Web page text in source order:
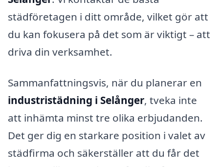
städföretagen i ditt område, vilket gör att
du kan fokusera på det som är viktigt – att
driva din verksamhet.
Sammanfattningsvis, när du planerar en
industristädning i Selånger, tveka inte
att inhämta minst tre olika erbjudanden.
Det ger dig en starkare position i valet av
städfirma och säkerställer att du får det